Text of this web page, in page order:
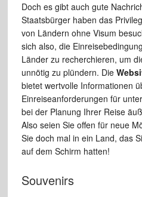
Doch es gibt auch gute
Staatsbürger haben das
von Ländern ohne Visum
sich also, die
Länder zu recherchieren, um
unnötig zu plündern. Die
bietet wertvolle Informationen
Einreiseanforderungen für
bei der Planung Ihrer Reise
Also seien Sie offen für neue
Sie doch mal in ein Land, das
auf dem Schirm hatten!
Souvenirs